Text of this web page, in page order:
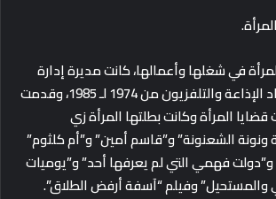
في شغلها وأعمالها، كانت مديرة إدارة
برامج المرأة في اتحاد الإذاعة والتلفزيون من 1974 لـ 1985، وقدمت
المرأة وكانت بطلتها المرأة زي
الشعنونة” و”قاسم أمين” و”أم كلثوم”
فهمي التي لم يعرفها أحد” و”يوميات
وفيلم “آسفة أرفض الطلاق”.